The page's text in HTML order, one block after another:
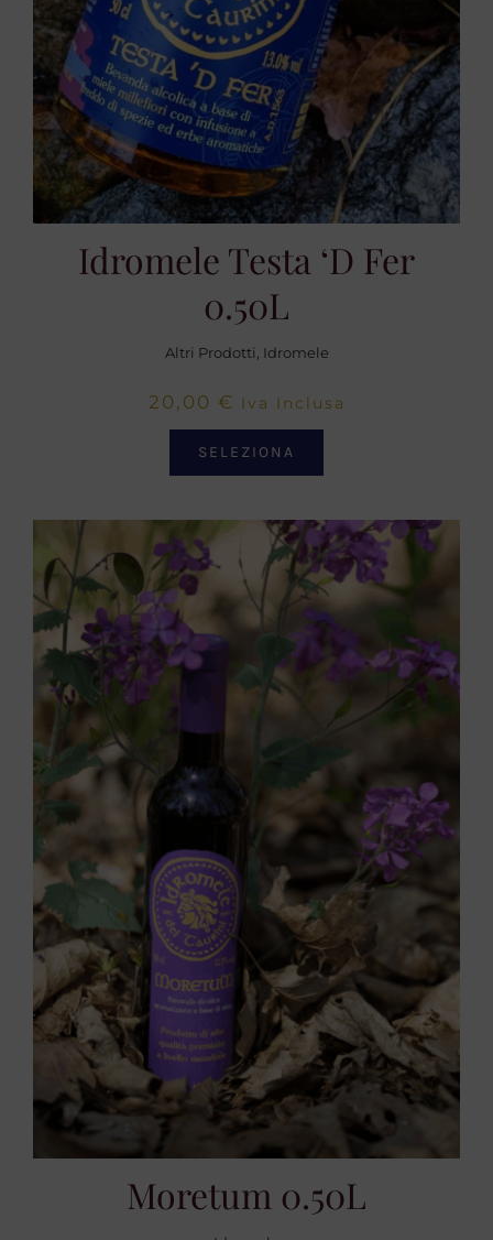
Idromele Testa ‘d Fer
0.50L
Altri Prodotti Idromele
20,00 € Iva Inclusa
SELEZIONA
Moretum 0.50L